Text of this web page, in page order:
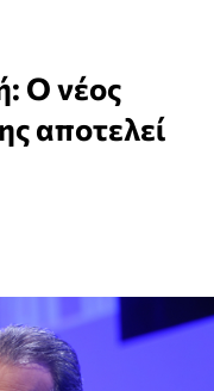
Ο νέος
αποτελεί